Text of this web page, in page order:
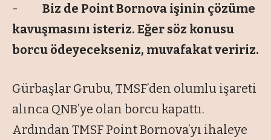
- Biz de Point Bornova işinin çözüme
kavuşmasını isteriz. Eğer söz konusu
borcu ödeyecekseniz, muvafakat veririz.
Gürbaşlar Grubu, TMSF’den olumlu işareti
alınca QNB’ye olan borcu kapattı.
Ardından TMSF Point Bornova’yı ihaleye